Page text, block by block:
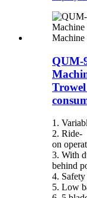
QUM-
1.
2. Ride-
on
3. With
behind
4.
5. Low